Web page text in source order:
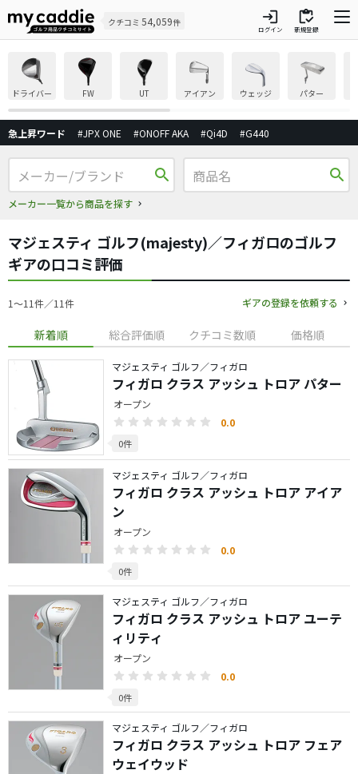
クチコミ 54,059件 login
ログイン
inventory
新規登録
ドライバー FW UT アイアン ウェッジ パター
急上昇ワード #JPX ONE #ONOFF AKA #Qi4D #G440
search
メーカー一覧から商品を探す
search
マジェスティ ゴルフ(majesty)／フィガロのゴルフ
ギアの口コミ評価
1〜11件／11件 ギアの登録を依頼する
新着順 総合評価順 クチコミ数順 価格順
マジェスティ ゴルフ／フィガロ
フィガロ クラス アッシュ トロア パター
オープン
0.0
0件
マジェスティ ゴルフ／フィガロ
フィガロ クラス アッシュ トロア アイア
ン
オープン
0.0
0件
マジェスティ ゴルフ／フィガロ
フィガロ クラス アッシュ トロア ユーテ
ィリティ
オープン
0.0
0件
マジェスティ ゴルフ／フィガロ
フィガロ クラス アッシュ トロア フェア
ウェイウッド